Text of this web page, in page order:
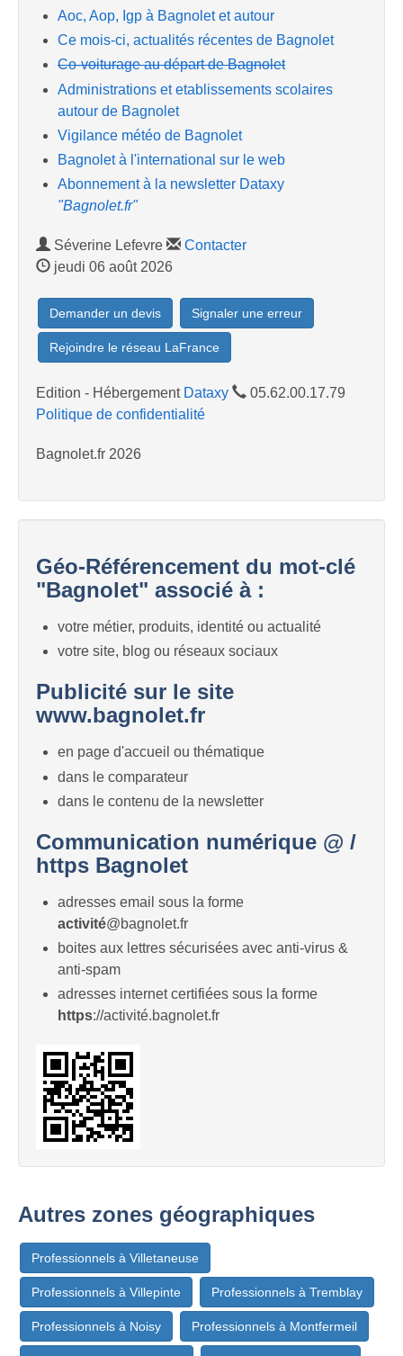
Aoc, Aop, Igp à Bagnolet et autour
Ce mois-ci, actualités récentes de Bagnolet
Co-voiturage au départ de Bagnolet
Administrations et etablissements scolaires
autour de Bagnolet
Vigilance météo de Bagnolet
Bagnolet à l'international sur le web
Abonnement à la newsletter Dataxy
"Bagnolet.fr"
Séverine Lefevre
Contacter
jeudi 06 août 2026
Demander un devis Signaler une erreur
Rejoindre le réseau LaFrance
Edition - Hébergement Dataxy
05.62.00.17.79
Politique de confidentialité
Bagnolet.fr 2026
Géo-Référencement du mot-clé
"Bagnolet" associé à :
votre métier, produits, identité ou actualité
votre site, blog ou réseaux sociaux
Publicité sur le site
www.bagnolet.fr
en page d'accueil ou thématique
dans le comparateur
dans le contenu de la newsletter
Communication numérique @ /
https Bagnolet
adresses email sous la forme
activité@bagnolet.fr
boites aux lettres sécurisées avec anti-virus &
anti-spam
adresses internet certifiées sous la forme
https://activité.bagnolet.fr
Autres zones géographiques
Professionnels à Villetaneuse
Professionnels à Villepinte Professionnels à Tremblay
Professionnels à Noisy Professionnels à Montfermeil